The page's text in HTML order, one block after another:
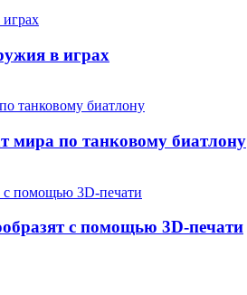
в играх
мира по танковому биатлону
с помощью 3D-печати